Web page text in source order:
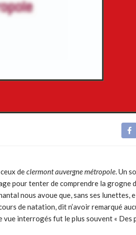
declermont auvergne métropole. Un
pour tenter de comprendre la grogne
nous avoue que, sans ses lunettes,
de natation, dit n’avoir remarqué
interrogés fut le plus souvent « Des